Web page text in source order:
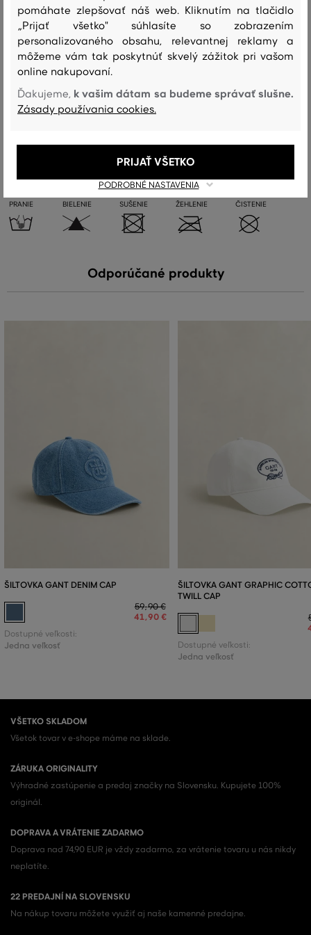
Zloženie
vrchný materiál
VLNA
80 %
POLYAMID
20 %
Starostlivosť
PRANIE BIELENIE SUŠENIE ŽEHLENIE ČISTENIE
Odporúčané produkty
ŠILTOVKA GANT DENIM CAP
59,90 €
41,90 €
Dostupné veľkosti:
Jedna veľkosť
ŠILTOVKA GANT GRAPHIC
TWILL CAP
Dostupné veľkosti:
Jedna veľkosť
VŠETKO SKLADOM
Všetok tovar v e-shope máme na sklade.
ZÁRUKA ORIGINALITY
Výhradné zastúpenie a predaj značky na Slovensku. Kupujete 100%
originál.
DOPRAVA A VRÁTENIE ZADARMO
Doprava nad 74,90 EUR je vždy zadarmo, za vrátenie tovaru u nás nikdy
neplatíte.
22 PREDAJNÍ NA SLOVENSKU
Na nákup tovaru môžete využiť aj naše kamenné predajne.
pomáhate zlepšovať náš web. Kliknutím na tlačidlo
„Prijať všetko" súhlasíte so zobrazením
personalizovaného obsahu, relevantnej reklamy a
môžeme vám tak poskytnúť skvelý zážitok pri vašom
online nakupovaní.
Ďakujeme, k vašim dátam sa budeme správať slušne.
Zásady používania cookies.
PODROBNÉ NASTAVENIA
PRIJAŤ VŠETKO